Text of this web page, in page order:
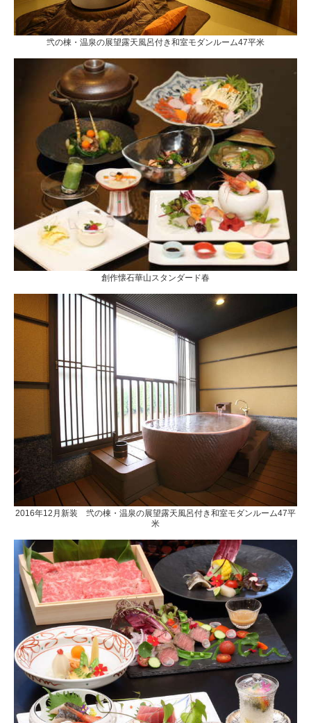
弐の棟・温泉の展望露天風呂付き和室モダンルーム47平米
創作懐石華山スタンダード春
2016年12月新装 弐の棟・温泉の展望露天風呂付き和室モダンルーム47平
米